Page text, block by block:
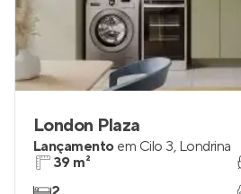
London Plaza
Lançamento em Cilo 3, Londrina
39 m²